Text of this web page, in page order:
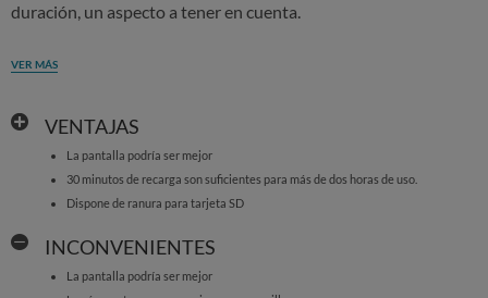
duración, un aspecto a tener en cuenta.
VER MÁS
VENTAJAS
La pantalla podría ser mejor
30 minutos de recarga son suficientes para más de dos horas de uso.
Dispone de ranura para tarjeta SD
INCONVENIENTES
La pantalla podría ser mejor